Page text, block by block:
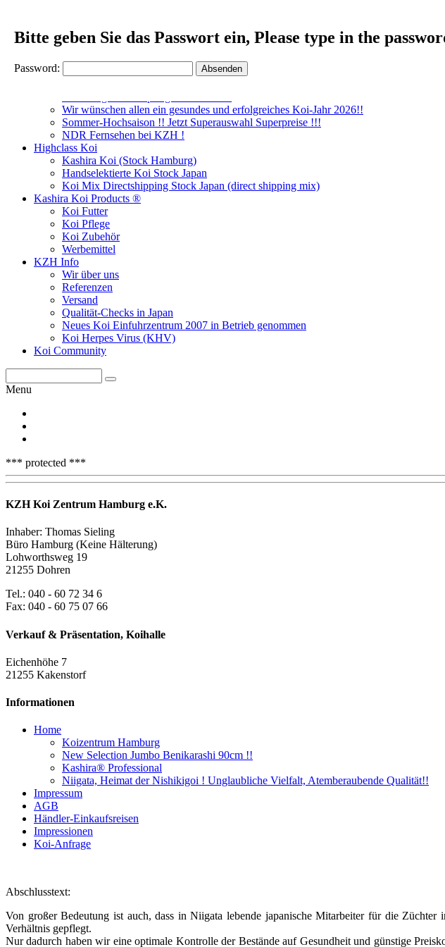
Koizentrum Hamburg
News
Wir wünschen allen ein gesundes und erfolgreiches Koi-Jahr 2026!!
Sommer-Hochsaison !! Jetzt Superauswahl Superpreise !!!
NDR Fernsehen bei KZH !
Highclass Koi
Kashira Koi (Stock Hamburg)
Handselektierte Koi Stock Japan
Koi Mix Directshipping Stock Japan (direct shipping mix)
Kashira Koi Products ®
Koi Futter
Koi Pflege
Koi Zubehör
Werbemittel
KZH Info
Wir über uns
Referenzen
Versand
Qualität-Checks in Japan
Neues Koi Einfuhrzentrum 2007 in Betrieb genommen
Koi Herpes Virus (KHV)
Koi Community
Menu
*** protected ***
KZH Koi Zentrum Hamburg e.K.
Inhaber: Thomas Sieling
Büro Hamburg (Keine Hälterung)
Lohworthsweg 19
21255 Dohren
Tel.: 040 - 60 72 34 6
Fax: 040 - 60 75 07 66
Verkauf & Präsentation, Koihalle
Eichenhöhe 7
21255 Kakenstorf
Informationen
Home
Koizentrum Hamburg
New Selection Jumbo Benikarashi 90cm !!
Kashira® Professional
Niigata, Heimat der Nishikigoi ! Unglaubliche Vielfalt, Atemberaubende Qualität!!
Impressum
AGB
Händler-Einkaufsreisen
Impressionen
Koi-Anfrage
Abschlusstext:
Von großer Bedeutung ist auch, dass in Niigata lebende japanische Mitarbeiter für die
Verhältnis gepflegt.
Nur dadurch haben wir eine optimale Kontrolle der Bestände auf Gesundheit und günstige
Bitte geben Sie das Passwort ein, Please type in the
Password: